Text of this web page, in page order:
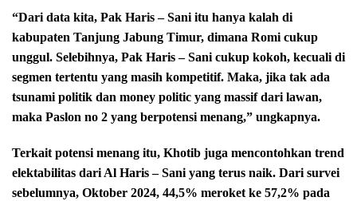
“Dari data kita, Pak Haris – Sani itu hanya kalah di
kabupaten Tanjung Jabung Timur, dimana Romi cukup
unggul. Selebihnya, Pak Haris – Sani cukup kokoh, kecuali di
segmen tertentu yang masih kompetitif. Maka, jika tak ada
tsunami politik dan money politic yang massif dari lawan,
maka Paslon no 2 yang berpotensi menang,” ungkapnya.
Terkait potensi menang itu, Khotib juga mencontohkan trend
elektabilitas dari Al Haris – Sani yang terus naik. Dari survei
sebelumnya, Oktober 2024, 44,5% meroket ke 57,2% pada